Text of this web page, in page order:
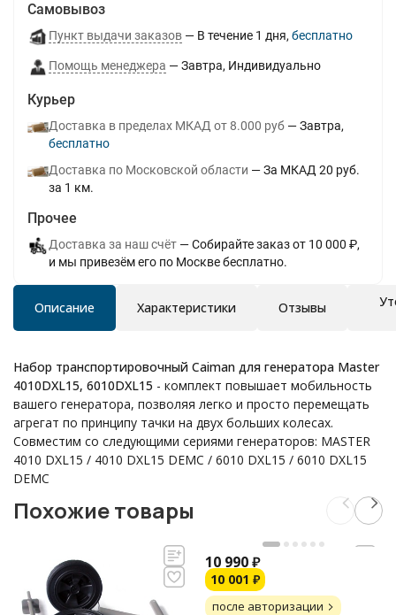
Самовывоз
Пункт выдачи заказов В течение 1 дня Бесплатно
Помощь менеджера Завтра Индивидуально
Курьер
Доставка в пределах МКАД от 8.000 руб
Завтра
Бесплатно
Доставка по Московской области
За МКАД 20 руб.
за 1 км.
Прочее
Доставка за наш счёт
Собирайте заказ от 10 000 ₽,
и мы привезём его по Москве бесплатно.
Описание Характеристики Отзывы
Набор транспортировочный Caiman для генератора Master
4010DXL15, 6010DXL15 - комплект повышает мобильность
вашего генератора, позволяя легко и просто перемещать
агрегат по принципу тачки на двух больших колесах.
Совместим со следующими сериями генераторов: MASTER
4010 DXL15 / 4010 DXL15 DEMC / 6010 DXL15 / 6010 DXL15
DEMC
Похожие товары
10 990 ₽
10 001 ₽
после авторизации